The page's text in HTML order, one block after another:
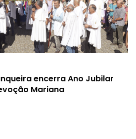
encerra Ano Jubilar
Mariana